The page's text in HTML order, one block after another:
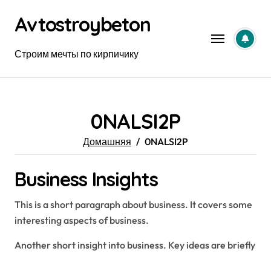
содержанию
Avtostroybeton
Строим мечты по кирпичику
0NALSI2P
Домашняя 0NALSI2P
Business Insights
This is a short paragraph about business. It covers some
interesting aspects of business.
Another short insight into business. Key ideas are briefly